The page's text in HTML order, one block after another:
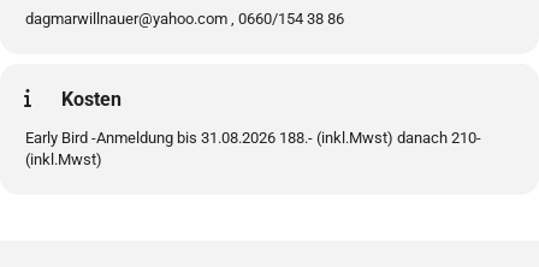
dagmarwillnauer@yahoo.com , 0660/154 38 86
Kosten
Early Bird -Anmeldung bis 31.08.2026 188.- (inkl.Mwst) danach 210-
(inkl.Mwst)